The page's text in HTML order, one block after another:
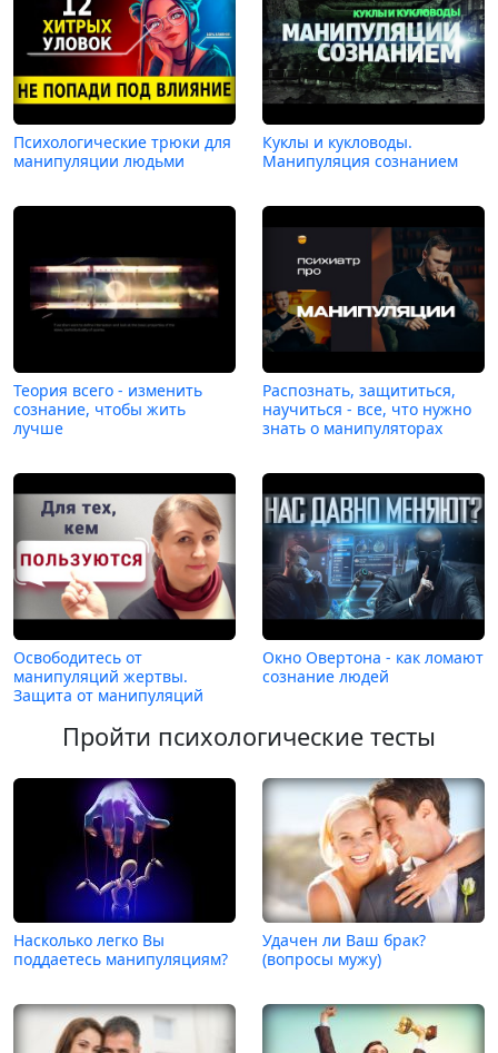
Психологические трюки для
манипуляции людьми
Куклы и кукловоды.
Манипуляция сознанием
Теория всего - изменить
сознание, чтобы жить
лучше
Распознать, защититься,
научиться - все, что нужно
знать о манипуляторах
Освободитесь от
манипуляций жертвы.
Защита от манипуляций
Окно Овертона - как ломают
сознание людей
Пройти психологические тесты
Насколько легко Вы
поддаетесь манипуляциям?
Удачен ли Ваш брак?
(вопросы мужу)